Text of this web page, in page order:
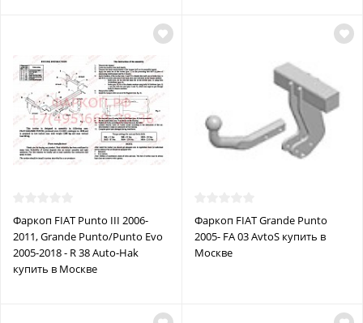
Фаркоп FIAT Punto III 2006-
2011, Grande Punto/Punto Evo
2005-2018 - R 38 Auto-Hak
купить в Москве
Фаркоп FIAT Grande Punto
2005- FA 03 AvtoS купить в
Москве